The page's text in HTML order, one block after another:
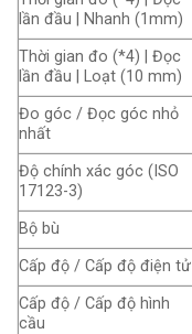
lần đầu | Nhanh (1mm)
Thời gian đo (*4) | Đọc
lần đầu | Loạt (10 mm)
Đo góc / Đọc góc nhỏ
nhất
Độ chính xác góc (ISO
17123-3)
Bộ bù
Cấp độ / Cấp độ điện tử
Cấp độ / Cấp độ hình
cầu